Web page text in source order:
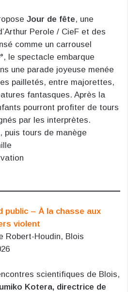
Jour de fête, une
Perole / CieF et des
comme un carrousel
le spectacle embarque
une parade joyeuse menée
pailletés, entre majorettes,
fantasques. Après la
pourront profiter de tours
par les interprètes.
tours de manège
public – À la chasse aux
violent
Robert-Houdin, Blois
scientifiques de Blois,
Kotera, directrice de